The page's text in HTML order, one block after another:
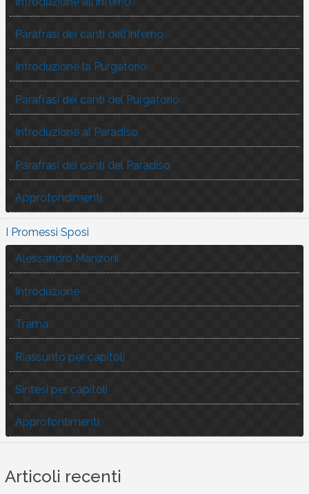
Parafrasi dei canti dell’Inferno
Introduzione la Purgatorio
Parafrasi dei canti del Purgatorio
Introduzione al Paradiso
Parafrasi dei canti del Paradiso
Approfondimenti
I Promessi Sposi
Alessandro Manzoni
Introduzione
Trama
Riassunto per capitoli
Sintesi per capitoli
Approfontimenti
Articoli recenti